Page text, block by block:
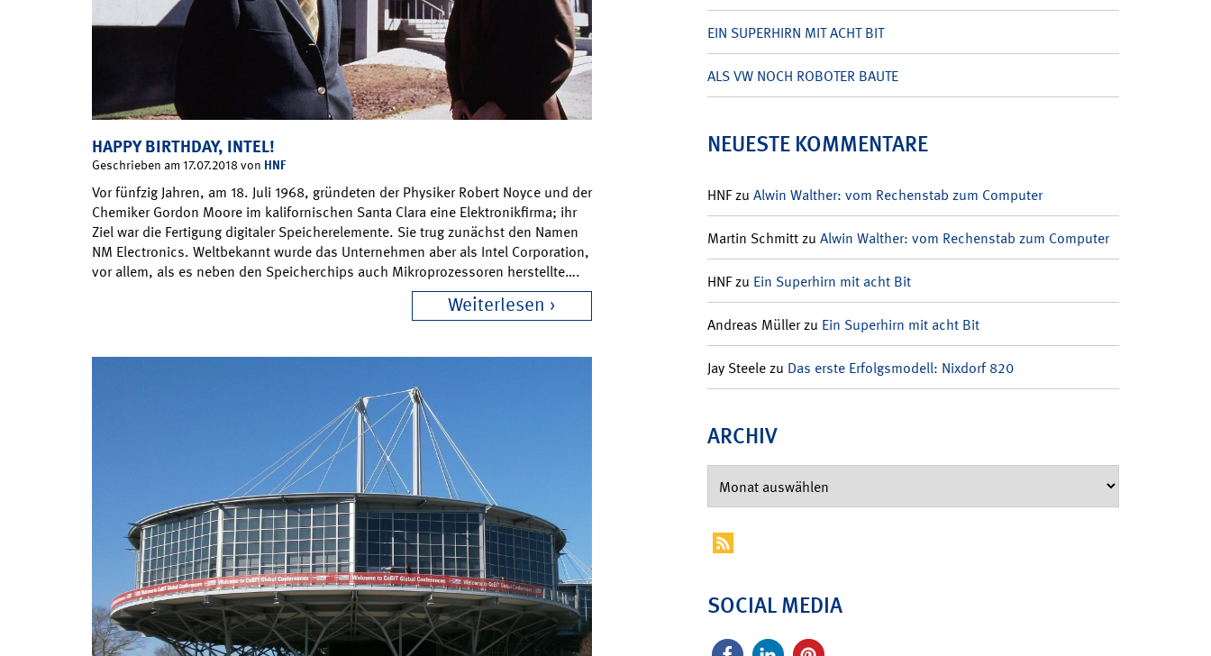
HAPPY BIRTHDAY, INTEL!
Geschrieben am 17.07.2018 von HNF
Vor fünfzig Jahren, am 18. Juli 1968, gründeten der Physiker Robert Noyce und der
Chemiker Gordon Moore im kalifornischen Santa Clara eine Elektronikfirma; ihr
Ziel war die Fertigung digitaler Speicherelemente. Sie trug zunächst den Namen
NM Electronics. Weltbekannt wurde das Unternehmen aber als Intel Corporation,
vor allem, als es neben den Speicherchips auch Mikroprozessoren herstellte….
Weiterlesen
EIN SUPERHIRN MIT ACHT BIT
ALS VW NOCH ROBOTER BAUTE
NEUESTE KOMMENTARE
HNFzu Alwin Walther: vom Rechenstab zum Computer
Martin Schmittzu Alwin Walther: vom Rechenstab zum Computer
HNFzu Ein Superhirn mit acht Bit
Andreas Müllerzu Ein Superhirn mit acht Bit
Jay Steelezu Das erste Erfolgsmodell: Nixdorf 820
ARCHIV
SOCIAL MEDIA